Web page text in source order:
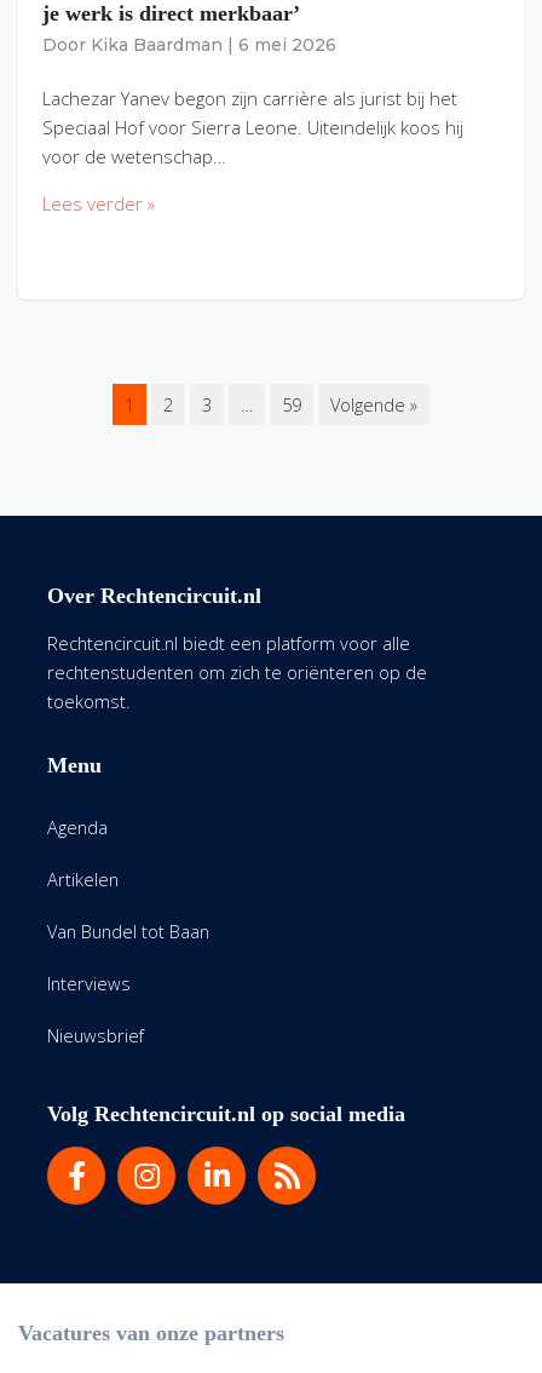
je werk is direct merkbaar’
Door Kika Baardman 6 mei 2026
Lachezar Yanev begon zijn carrière als jurist bij het
Speciaal Hof voor Sierra Leone. Uiteindelijk koos hij
voor de wetenschap…
Lees verder »
1 2 3 … 59 Volgende »
Over Rechtencircuit.nl
Rechtencircuit.nl biedt een platform voor alle
rechtenstudenten om zich te oriënteren op de
toekomst.
Menu
Agenda
Artikelen
Van Bundel tot Baan
Interviews
Nieuwsbrief
Volg Rechtencircuit.nl op social media
Vacatures van onze partners